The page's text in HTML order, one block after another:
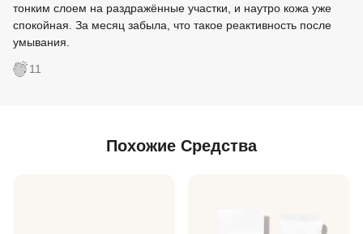
тонким слоем на раздражённые участки, и наутро кожа уже
спокойная. За месяц забыла, что такое реактивность после
умывания.
11
Похожие Средства